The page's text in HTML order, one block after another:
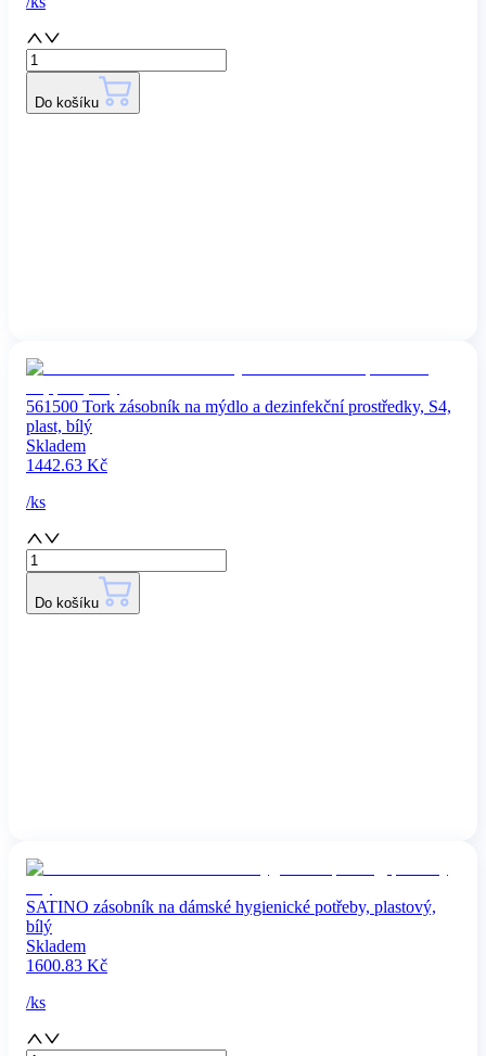
Do košíku
561500 Tork zásobník na mýdlo a dezinfekční prostředky, S4,
plast, bílý
Skladem
1442.63 Kč
/ks
Do košíku
SATINO zásobník na dámské hygienické potřeby, plastový,
bílý
Skladem
1600.83 Kč
/ks